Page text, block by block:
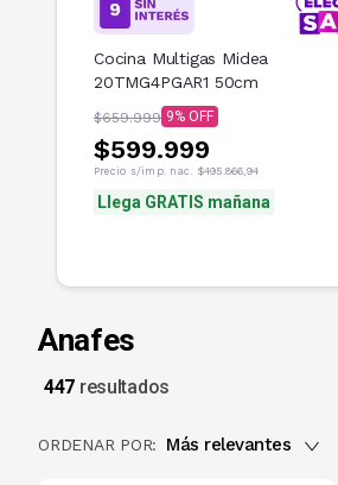
Cocina Multigas Midea
20TMG4PGAR1 50cm
$659.999 9
$599.999
Precio s/imp. nac. $495.866,94
Llega GRATIS mañana
Anafes
447 resultados
ORDENAR POR: Más relevantes